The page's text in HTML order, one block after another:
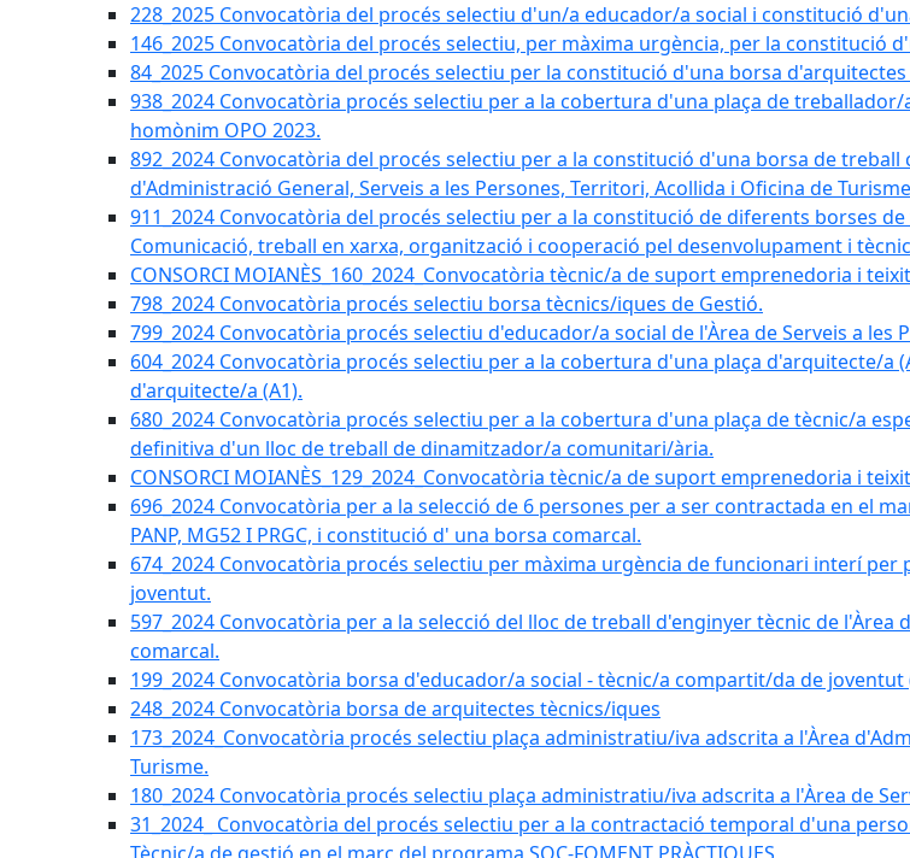
228_2025 Convocatòria del procés selectiu d'un/a educador/a social i constitució
146_2025 Convocatòria del procés selectiu, per màxima urgència, per la constitució
84_2025 Convocatòria del procés selectiu per la constitució d'una borsa
938_2024 Convocatòria procés selectiu per a la cobertura d'una plaça de
homònim OPO 2023.
892_2024 Convocatòria del procés selectiu per a la constitució d'una borsa de
d'Administració General, Serveis a les Persones, Territori, Acollida i Oficina de
911_2024 Convocatòria del procés selectiu per a la constitució de diferents borses
Comunicació, treball en xarxa, organització i cooperació pel desenvolupament i
CONSORCI MOIANÈS_160_2024_Convocatòria tècnic/a de suport emprenedoria i
798_2024 Convocatòria procés selectiu borsa tècnics/iques de Gestió.
799_2024 Convocatòria procés selectiu d'educador/a social de l'Àrea de Serveis a les
604_2024 Convocatòria procés selectiu per a la cobertura d'una plaça d'arquitecte/a
d'arquitecte/a (A1).
680_2024 Convocatòria procés selectiu per a la cobertura d'una plaça de tècnic/a
definitiva d'un lloc de treball de dinamitzador/a comunitari/ària.
CONSORCI MOIANÈS_129_2024_Convocatòria tècnic/a de suport emprenedoria i
696_2024 Convocatòria per a la selecció de 6 persones per a ser contractada en el
PANP, MG52 I PRGC, i constitució d' una borsa comarcal.
674_2024 Convocatòria procés selectiu per màxima urgència de funcionari interí
joventut.
597_2024 Convocatòria per a la selecció del lloc de treball d'enginyer tècnic de
comarcal.
199_2024 Convocatòria borsa d'educador/a social - tècnic/a compartit/da de joventut
248_2024 Convocatòria borsa de arquitectes tècnics/iques
173_2024_Convocatòria procés selectiu plaça administratiu/iva adscrita a l'Àrea
Turisme.
180_2024 Convocatòria procés selectiu plaça administratiu/iva adscrita a l'Àrea de
31_2024_ Convocatòria del procés selectiu per a la contractació temporal d'una